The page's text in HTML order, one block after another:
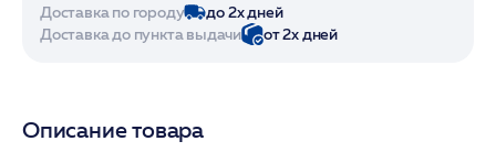
Доставка по городу
до 2х дней
Доставка до пункта выдачи
от 2х дней
Описание товара